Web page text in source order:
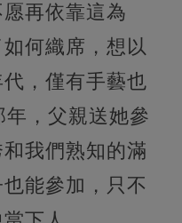
再依靠這為
何織席，想以
，僅有手藝也
，父親送她參
我們熟知的滿
能參加，只不